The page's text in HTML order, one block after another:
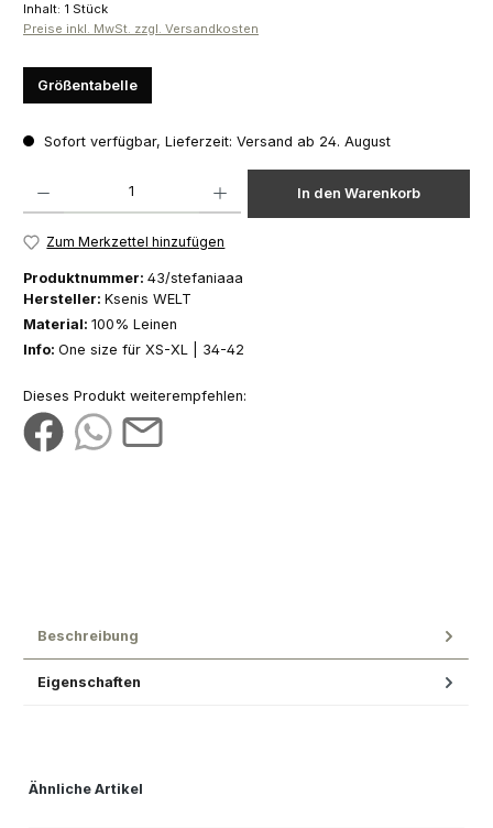
Inhalt: 1 Stück
Preise inkl. MwSt. zzgl. Versandkosten
Größentabelle
Sofort verfügbar, Lieferzeit: Versand ab 24. August
In den Warenkorb
Zum Merkzettel hinzufügen
Produktnummer: 43/stefaniaaa
Hersteller: Ksenis WELT
Material: 100% Leinen
Info: One size für XS-XL | 34-42
Dieses Produkt weiterempfehlen:
Beschreibung
Eigenschaften
Produktgalerie überspringen
Ähnliche Artikel